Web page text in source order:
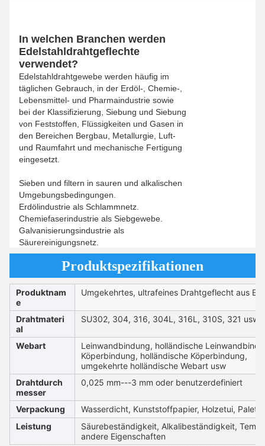
In welchen Branchen werden
Edelstahldrahtgeflechte
verwendet?
Edelstahldrahtgewebe werden häufig im
täglichen Gebrauch, in der Erdöl-, Chemie-,
Lebensmittel- und Pharmaindustrie sowie
bei der Klassifizierung, Siebung und Siebung
von Feststoffen, Flüssigkeiten und Gasen in
den Bereichen Bergbau, Metallurgie, Luft-
und Raumfahrt und mechanische Fertigung
eingesetzt.
Sieben und filtern in sauren und alkalischen
Umgebungsbedingungen.
Erdölindustrie als Schlammnetz.
Chemiefaserindustrie als Siebgewebe.
Galvanisierungsindustrie als
Säurereinigungsnetz.
Produktspezifikationen
Produktnam
e
Umgekehrtes, ultrafeines Drahtgeflecht aus
Drahtmateri
al
SU302, 304, 316, 304L, 316L, 310S, 321 usw
Webart
Leinwandbindung, holländische
Köperbindung, holländische Köperbindung,
umgekehrte holländische Webart usw
Drahtdurch
messer
0,025 mm---3 mm oder benutzerdefiniert
Verpackung
Wasserdicht, Kunststoffpapier, Holzetui, Palette
Leistung
Säurebeständigkeit, Alkalibeständigkeit,
andere Eigenschaften